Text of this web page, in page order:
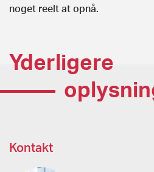
noget reelt at opnå.
Yderligere
Kontakt